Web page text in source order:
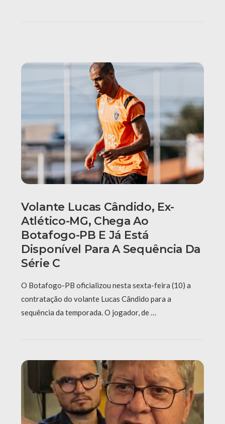
Volante Lucas Cândido, Ex-
Atlético-MG, Chega Ao
Botafogo-PB E Já Está
Disponível Para A Sequência Da
Série C
O Botafogo-PB oficializou nesta sexta-feira (10) a
contratação do volante Lucas Cândido para a
sequência da temporada. O jogador, de …